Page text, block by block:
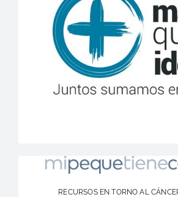
RECURSOS EN TORNO AL